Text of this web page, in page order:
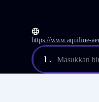
https://www.aquiline-
1. Masukkan